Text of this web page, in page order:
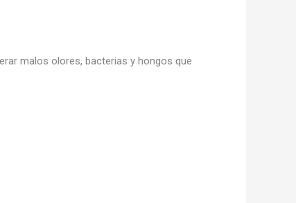
malos olores, bacterias y hongos que